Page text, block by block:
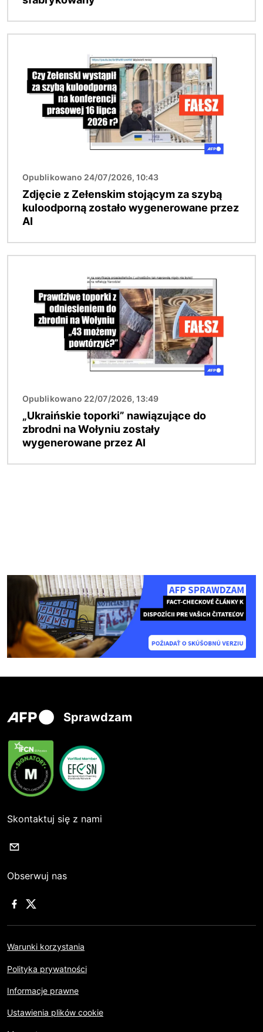
Opublikowano 24/07/2026, 10:43
Zdjęcie z Zełenskim stojącym za szybą
kuloodporną zostało wygenerowane przez
AI
Opublikowano 22/07/2026, 13:49
„Ukraińskie toporki” nawiązujące do
zbrodni na Wołyniu zostały
wygenerowane przez AI
Sprawdzam
Skontaktuj się z nami
Obserwuj nas
Warunki korzystania
Polityka prywatności
Informacje prawne
Ustawienia plików cookie